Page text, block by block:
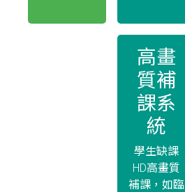
高畫
質補
課系
統
學生缺課
HD高畫質
補課，如臨